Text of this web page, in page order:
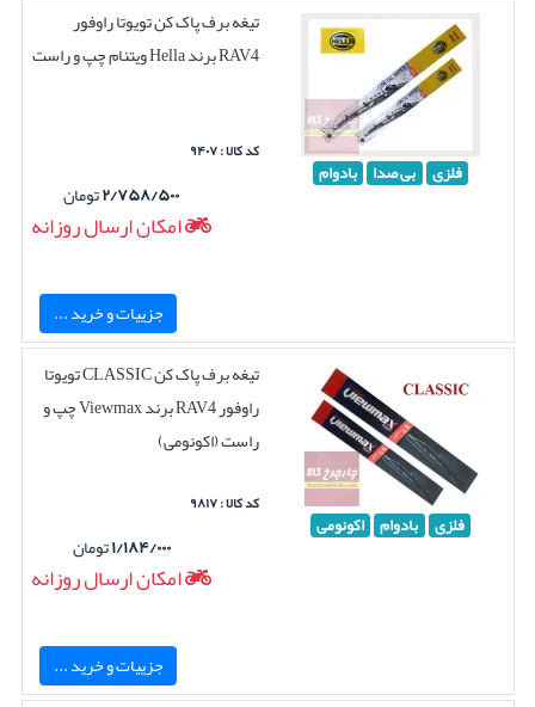
فلزی بی صدا بادوام
تیغه برف پاک کن تویوتا راوفور
RAV4 برند Hella ویتنام چپ و راست
کد کالا : ۹۴۰۷
۲/۷۵۸/۵۰۰تومان
امکان ارسال روزانه
جزییات و خرید ...
فلزی بادوام اکونومی
تیغه برف پاک کن CLASSIC تویوتا
راوفور RAV4 برند Viewmax چپ و
راست (اکونومی)
کد کالا : ۹۸۱۷
۱/۱۸۴/۰۰۰تومان
امکان ارسال روزانه
جزییات و خرید ...